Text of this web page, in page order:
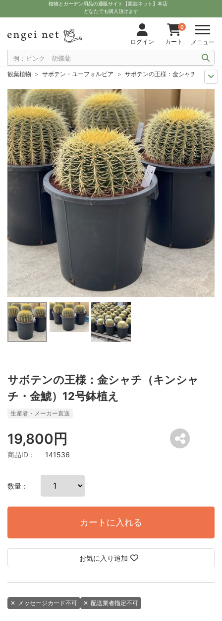
植物とガーデン用品の通販サイト【園芸ネット】本店
どなたでも購入頂けます
ログイン
0
カート メニュー
観葉植物 サボテン・ユーフォルビア
サボテンの王様：金シャチ（キン
観葉植物特集
ポットサイズ別 8号以上 サボテンの王様：金シャチ（キ
サボテンの王様：金シャチ（キンシャ
チ・金鯱）12号鉢植え
生産者・メーカー直送
19,800円
商品ID： 141536
数量：
カートに入れる
お気に入り追加
✕ メッセージカード不可 ✕ 配送業者指定不可